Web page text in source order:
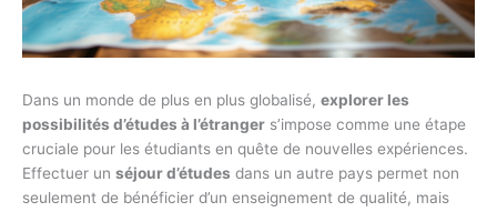
Dans un monde de plus en plus globalisé, explorer les
possibilités d’études à l’étranger s’impose comme une étape
cruciale pour les étudiants en quête de nouvelles expériences.
Effectuer un séjour d’études dans un autre pays permet non
seulement de bénéficier d’un enseignement de qualité, mais